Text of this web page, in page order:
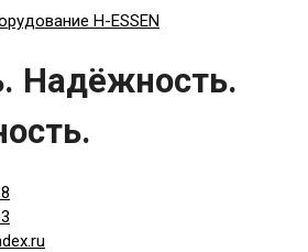
Надёжность.